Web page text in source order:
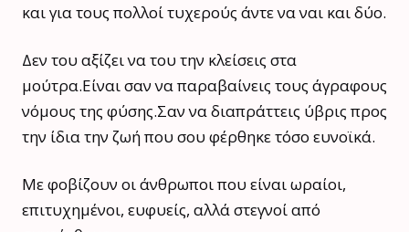
και για τους πολλοί τυχερούς άντε να ναι και δύο.
Δεν του αξίζει να του την κλείσεις στα
μούτρα.Είναι σαν να παραβαίνεις τους άγραφους
νόμους της φύσης.Σαν να διαπράττεις ύβρις προς
την ίδια την ζωή που σου φέρθηκε τόσο ευνοϊκά.
Με φοβίζουν οι άνθρωποι που είναι ωραίοι,
επιτυχημένοι, ευφυείς, αλλά στεγνοί από